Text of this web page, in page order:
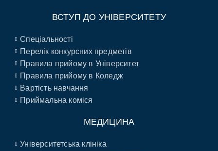
ВСТУП ДО УНІВЕРСИТЕТУ
Спеціальності
Перелік конкурсних предметів
Правила прийому в Університет
Правила прийому в Коледж
Вартість навчання
Приймальна коміся
МЕДИЦИНА
Університетська клініка